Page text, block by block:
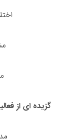
گزیده ای از